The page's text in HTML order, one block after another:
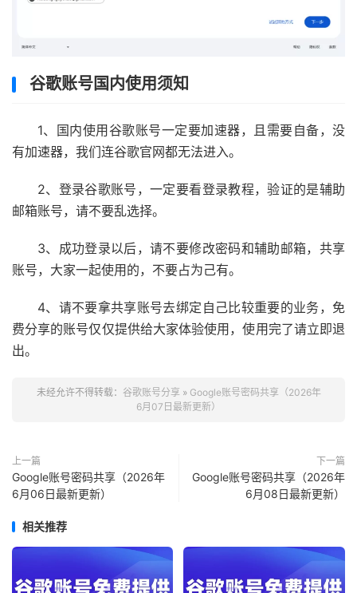
谷歌账号国内使用须知
1、国内使用谷歌账号一定要加速器，且需要自备，没
有加速器，我们连谷歌官网都无法进入。
2、登录谷歌账号，一定要看登录教程，验证的是辅助
邮箱账号，请不要乱选择。
3、成功登录以后，请不要修改密码和辅助邮箱，共享
账号，大家一起使用的，不要占为己有。
4、请不要拿共享账号去绑定自己比较重要的业务，免
费分享的账号仅仅提供给大家体验使用，使用完了请立即退
出。
未经允许不得转载： 谷歌账号分享 » Google账号密码共享（2026年
6月07日最新更新）
上一篇
Google账号密码共享（2026年
6月06日最新更新）
下一篇
Google账号密码共享（2026年
6月08日最新更新）
相关推荐